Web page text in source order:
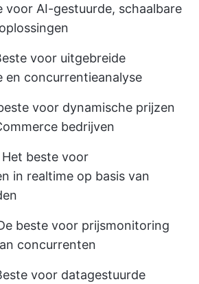
voor AI-gestuurde, schaalbare
voor uitgebreide
en concurrentieanalyse
voor dynamische prijzen
bedrijven
Het beste voor
in realtime op basis van
beste voor prijsmonitoring
concurrenten
voor datagestuurde